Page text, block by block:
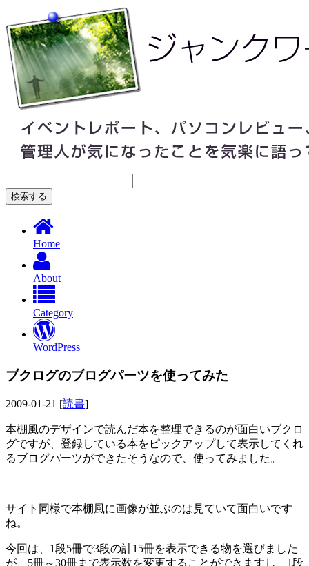
Home
About
Category
WordPress
ブクログのブログパーツを使ってみた
2009-01-21 [読書]
本棚風のデザインで読んだ本を整理できるのが面白いブクロ
グですが、登録している本をピックアップして表示してくれ
るブログパーツができたそうなので、使ってみました。
サイト同様で本棚風に画像が並ぶのは見ていて面白いです
ね。
今回は、1段5冊で3段の計15冊を表示できる物を選びました
が、5冊～30冊まで表示数を変更することができますし、1段